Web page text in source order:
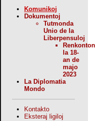
Komunikoj
Dokumentoj
Tutmonda
Unio de la
Liberpensuloj
Renkonton
la 18-
an de
majo
2023
La Diplomatia
Mondo
Kontakto
Eksteraj ligiloj